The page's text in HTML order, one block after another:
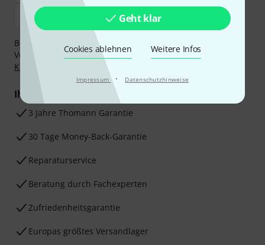
Geht klar
Cookies ablehnen Weitere Infos
Impressum · Datenschutzhinweise
Bezahlen Sie vertraulich und sicher per Nachnahme,
Vorkasse, PayPal, Amazon Pay,
Klarna Sofort bezahlen
Klarna Ratenzahlung
oder Kreditkarte.
Ihre Vorteile
3 Jahre Thomann Garantie
30 Tage Money-Back-Garantie
Reparaturservice
Beratung durch Fachexperten
Zufriedenheitsgarantie
Europas größtes Versandlager